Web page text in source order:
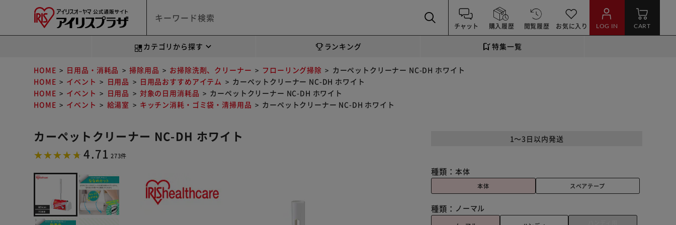
チャット 購入履歴 閲覧履歴 お気に入り LOG IN CART
カテゴリから探す ランキング 特集一覧
HOME 日用品・消耗品 掃除用品 お掃除洗剤、クリーナー フローリング掃除
カーペットクリーナー NC-DH ホワイト
HOME
イベント 日用品 日用品おすすめアイテム
カーペットクリーナー NC-DH ホワイト
HOME
イベント 日用品 対象の日用消耗品
カーペットクリーナー NC-DH ホワイト
HOME
イベント 給湯室 キッチン消耗・ゴミ袋・清掃用品 カーペットクリーナー NC-DH ホワイト
カーペットクリーナー NC-DH ホワイト
4.71 273件
1～3日以内発送
種類： 本体
本体 スペアテープ
種類： ノーマル